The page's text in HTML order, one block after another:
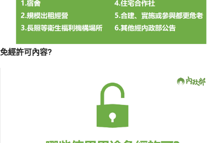
免經許可內容?